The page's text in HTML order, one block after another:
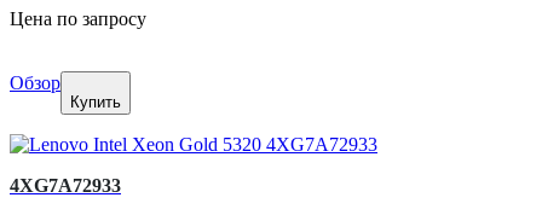
Цена по запросу
Обзор
Купить
4XG7A72933